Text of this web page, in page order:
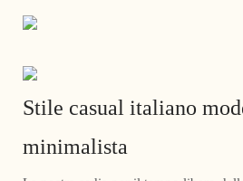
Stile casual italiano
minimalista